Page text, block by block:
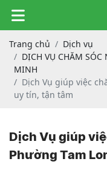
Trang chủ
Dịch vụ
DỊCH VỤ CHĂM
MINH
Dịch Vụ giúp việc
uy tín, tận tâm
Dịch Vụ giúp
Phường Tam